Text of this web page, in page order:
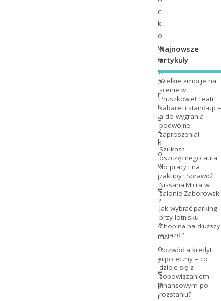
c
k
o
w
e
w
P
r
u
s
z
k
o
w
i
e
?
A
m
o
ż
e
p
r
Najnowsze
artykuły
Wielkie emocje na
scenie w
Pruszkowie! Teatr,
kabaret i stand-up –
a do wygrania
podwójne
zaproszenia!
Szukasz
oszczędnego auta
do pracy i na
zakupy? Sprawdź
Nissana Micra w
salonie Zaborowski
Jak wybrać parking
przy lotnisku
Chopina na dłuższy
wyjazd?
Rozwód a kredyt
hipoteczny – co
dzieje się z
zobowiązaniem
finansowym po
rozstaniu?